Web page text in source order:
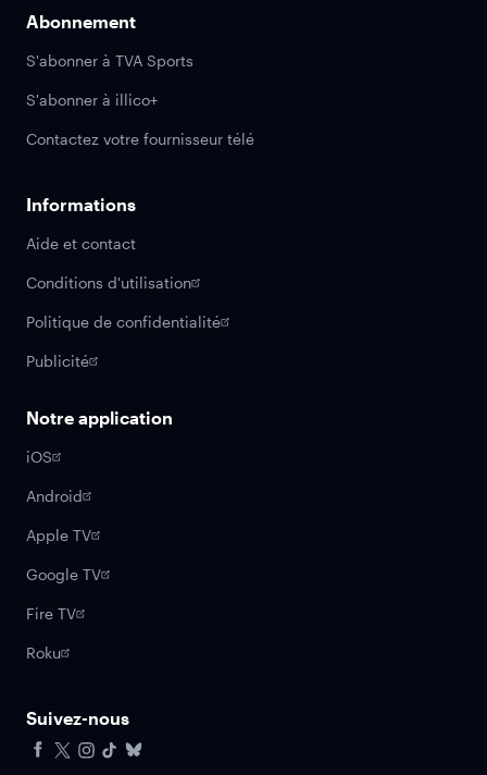
Abonnement
S'abonner à TVA Sports
S'abonner à illico+
Contactez votre fournisseur télé
Informations
Aide et contact
Conditions d'utilisation
Politique de confidentialité
Publicité
Notre application
iOS
Android
Apple TV
Google TV
Fire TV
Roku
Suivez-nous